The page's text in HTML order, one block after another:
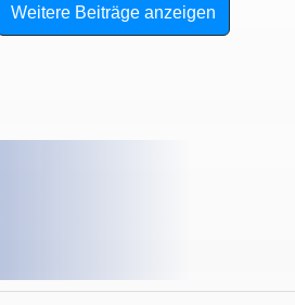
Weitere Beiträge anzeigen